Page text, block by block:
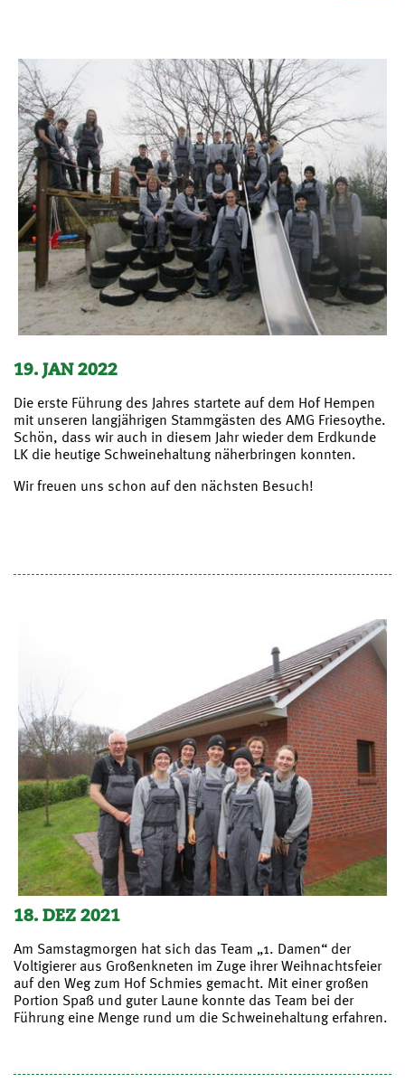
19. JAN 2022
Die erste Führung des Jahres startete auf dem Hof Hempen
mit unseren langjährigen Stammgästen des AMG Friesoythe.
Schön, dass wir auch in diesem Jahr wieder dem Erdkunde
LK die heutige Schweinehaltung näherbringen konnten.
Wir freuen uns schon auf den nächsten Besuch!
18. DEZ 2021
Am Samstagmorgen hat sich das Team „1. Damen“ der
Voltigierer aus Großenkneten im Zuge ihrer Weihnachtsfeier
auf den Weg zum Hof Schmies gemacht. Mit einer großen
Portion Spaß und guter Laune konnte das Team bei der
Führung eine Menge rund um die Schweinehaltung erfahren.